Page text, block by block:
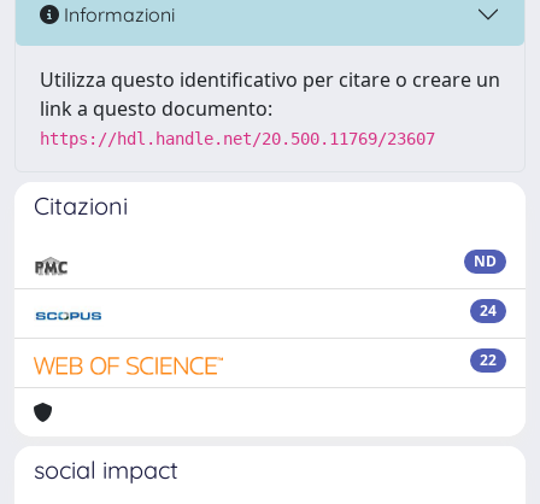
Informazioni
Utilizza questo identificativo per citare o creare un
link a questo documento:
https://hdl.handle.net/20.500.11769/23607
Citazioni
ND
24
22
social impact